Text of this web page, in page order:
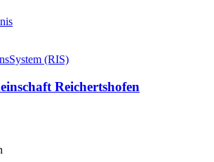
(RIS)
Reichertshofen